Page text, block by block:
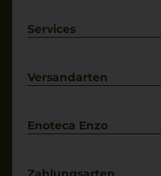
Weißwein
Services
Kontakt
Versandarten
Enoteca Enzo
Bewertungs-Richtlinien